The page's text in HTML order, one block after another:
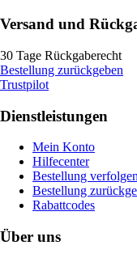
Versand und
30 Tage Rückgaberecht
Bestellung zurückgeben
Trustpilot
Dienstleistungen
Mein Konto
Hilfecenter
Bestellung
Bestellung
Rabattcodes
Über uns